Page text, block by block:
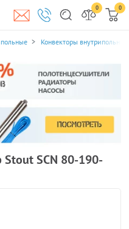
0 0
Конвекторы
Stout SCN 80-190-